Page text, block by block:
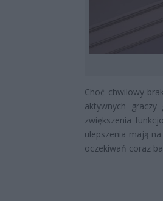
Choć chwilowy
aktywnych
zwiększenia
ulepszenia mają
oczekiwań coraz